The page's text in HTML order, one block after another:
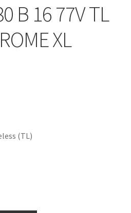
B 16 77V TL
XL
(TL)